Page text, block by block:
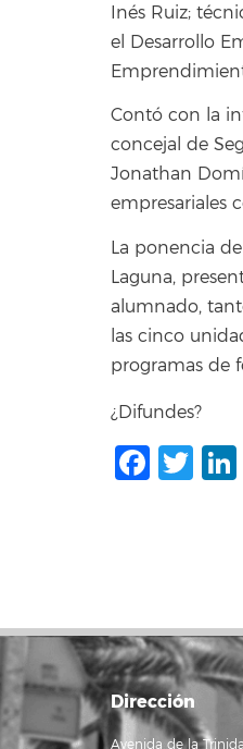
Inés Ruiz;
el Desarrollo
Contó con la
concejal de
Jonathan
empresariales
La ponencia
Laguna,
alumnado,
las cinco
programas de
¿Difundes?
Dirección
Avenida de la